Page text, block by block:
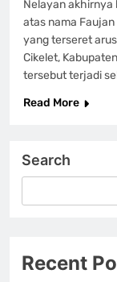
Nelayan akhirnya
atas nama
yang terseret
Cikelet,
tersebut terjadi
Read More
Search
Recent